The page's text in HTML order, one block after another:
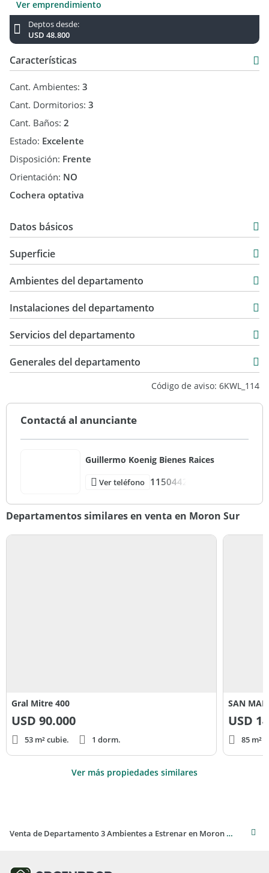
Ver emprendimiento
Deptos desde:
USD 48.800
Características
Cant. Ambientes: 3
Cant. Dormitorios: 3
Cant. Baños: 2
Estado: Excelente
Disposición: Frente
Orientación: NO
Cochera optativa
Datos básicos
Venta
USD 118.000
Superficie
13 m2
92 m2
Ambientes del departamento
Instalaciones del departamento
Servicios del departamento
Generales del departamento
Código de aviso: 6KWL_114
Contactá al anunciante
Guillermo Koenig Bienes Raices
Ver teléfono 1150442
Departamentos similares en venta en Moron Sur
Gral Mitre 400
USD 90.000
53 m² cubie. 1 dorm.
USD
85 m²
Ver más propiedades similares
Venta de Departamento 3 Ambientes a Estrenar en Moron Cocheras Disponibles